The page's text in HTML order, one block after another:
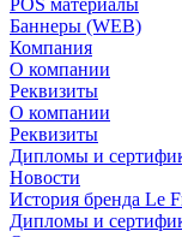
POS материалы
Баннеры (WEB)
Компания
О компании
Реквизиты
О компании
Реквизиты
Дипломы и
Новости
История бренда Le
Дипломы и